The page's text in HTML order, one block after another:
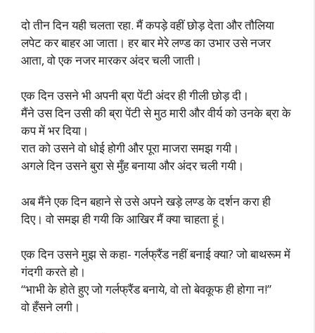
दो तीन दिन यही चलता रहा. मैं कपड़े वहीं छोड़ देता और तौलिया
लपेट कर बाहर आ जाता। हर बार मेरे लण्ड का उभार उसे नजर
आता, वो एक नजर मारकर अंदर चली जाती।
एक दिन उसने भी अपनी ब्रा पेंटी अंदर ही गीली छोड़ दी।
मैंने उस दिन उसी की ब्रा पेंटी से मुठ मारी और वीर्य को उनके ब्रा के
कप में भर दिया।
रात को उसने वो धोई होगी और पूरा माजरा समझ गयी।
अगले दिन उसने बुरा से मुँह बनाया और अंदर चली गयी।
अब मैंने एक दिन बहाने से उसे अपने खड़े लण्ड के दर्शन करा ही
दिए। वो समझ ही गयी कि आखिर मैं क्या चाहता हूं।
एक दिन उसने मुझ से कहा- गर्लफ्रैंड नहीं बनाई क्या? जो बाथरूम में
गंदगी करते हो।
“भाभी के होते हुए जो गर्लफ्रैंड बनाये, वो तो बेवकूफ ही होगा न!”
वो हँसने लगी।